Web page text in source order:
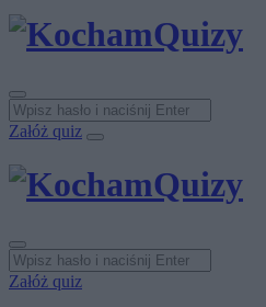
Załóż quiz
Załóż quiz